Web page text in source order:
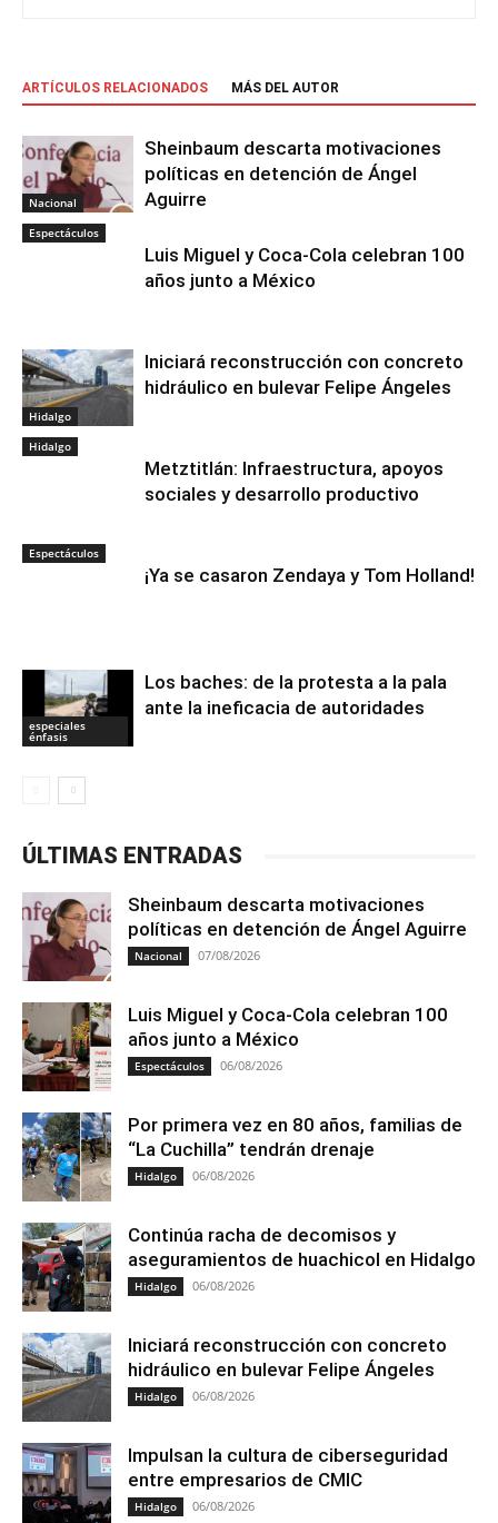
ARTÍCULOS RELACIONADOS MÁS DEL AUTOR
Nacional
Sheinbaum descarta motivaciones
políticas en detención de Ángel
Aguirre
Espectáculos
Luis Miguel y Coca-Cola celebran 100
años junto a México
Hidalgo
Iniciará reconstrucción con concreto
hidráulico en bulevar Felipe Ángeles
Hidalgo
Metztitlán: Infraestructura, apoyos
sociales y desarrollo productivo
Espectáculos
¡Ya se casaron Zendaya y Tom Holland!
especiales
énfasis
Los baches: de la protesta a la pala
ante la ineficacia de autoridades
ÚLTIMAS ENTRADAS
Sheinbaum descarta motivaciones
políticas en detención de Ángel Aguirre
Nacional 07/08/2026
Luis Miguel y Coca-Cola celebran 100
años junto a México
Espectáculos 06/08/2026
Por primera vez en 80 años, familias de
“La Cuchilla” tendrán drenaje
Hidalgo 06/08/2026
Continúa racha de decomisos y
aseguramientos de huachicol en Hidalgo
Hidalgo 06/08/2026
Iniciará reconstrucción con concreto
hidráulico en bulevar Felipe Ángeles
Hidalgo 06/08/2026
Impulsan la cultura de ciberseguridad
entre empresarios de CMIC
Hidalgo 06/08/2026